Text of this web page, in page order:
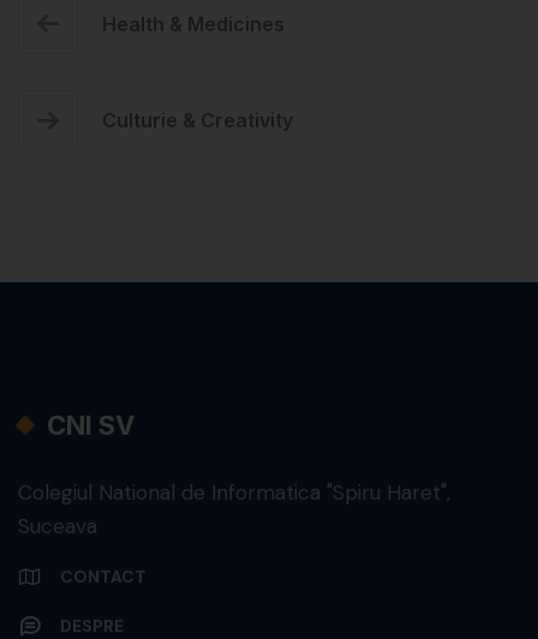
Health & Medicines
Culturie & Creativity
CNI SV
Colegiul National de Informatica "Spiru Haret",
Suceava
CONTACT
DESPRE